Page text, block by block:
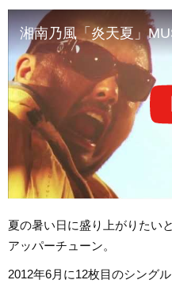
湘南乃風「炎天夏」
夏の暑い日に盛り上がりたい
アッパーチューン。
2012年6月に12枚目のシング